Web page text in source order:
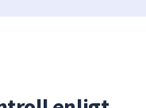
sökfältet